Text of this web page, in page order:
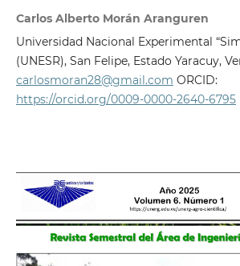
Carlos Alberto Morán Aranguren
Universidad Nacional Experimental
(UNESR), San Felipe, Estado Yaracuy,
carlosmoran28@gmail.com ORCID:
https://orcid.org/0009-0000-2640-6795